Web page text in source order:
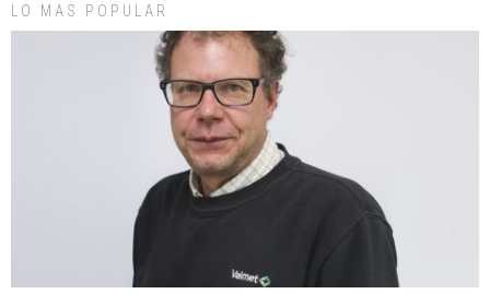
LO MAS POPULAR